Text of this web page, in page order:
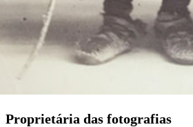
Proprietária das fotografias